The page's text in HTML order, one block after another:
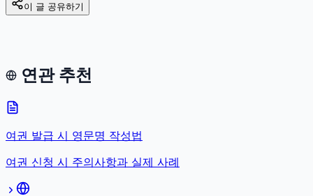
이 글 공유하기
연관 추천
여권 발급 시 영문명 작성법
여권 신청 시 주의사항과 실제 사례